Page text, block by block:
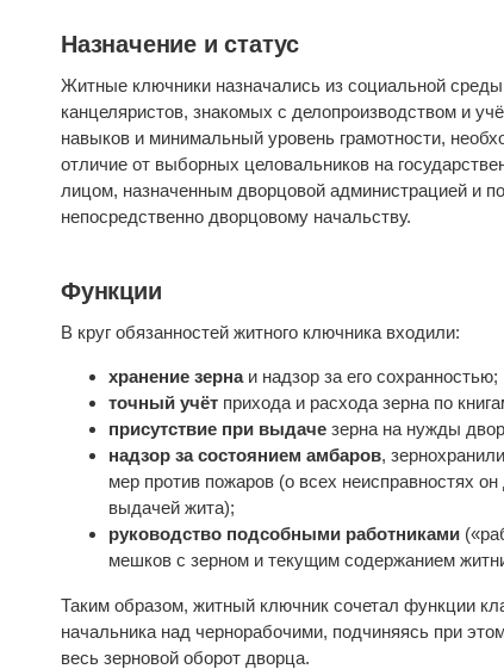
Назначение и статус
Житные ключники назначались из социальной
канцеляристов, знакомых с делопроизводством и
навыков и минимальный уровень грамотности,
отличие от выборных целовальников на
лицом, назначенным дворцовой администрацией и
непосредственно дворцовому начальству.
Функции
В круг обязанностей житного ключника входили:
хранение зернаи надзор за его сохранностью;
точный учёт прихода и расхода зерна по
присутствие при выдаче зерна на нужды
надзор за состоянием амбаров,
мер против пожаров (о всех неисправностях
выдачей жита);
руководство подсобными работниками
мешков с зерном и текущим содержанием
Таким образом, житный ключник сочетал функции
начальника над чернорабочими, подчиняясь при
весь зерновой оборот дворца.